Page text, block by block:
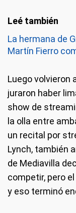
La hermana de
Martín Fierro
Luego volvieron
juraron haber
show de
la olla entre
un recital por
Lynch, también
de Mediavilla
competir, pero
y eso terminó